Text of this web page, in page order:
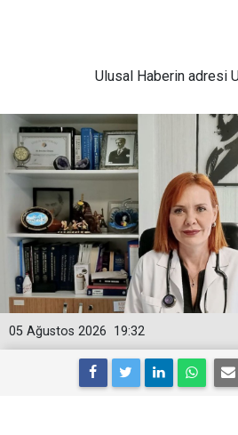
Ulusal Haberin adresi
19:32
05 Ağustos 2026